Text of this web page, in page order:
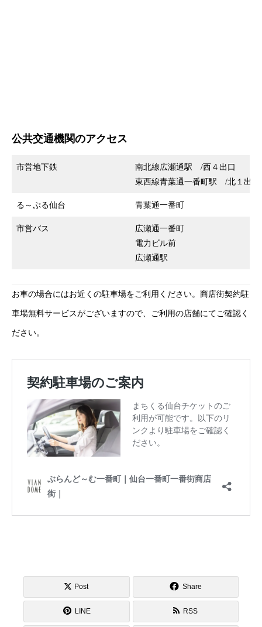
公共交通機関のアクセス
市営地下鉄
南北線広瀬通駅 /西４出口
東西線青葉通一番町駅 /北１出口
る～ぷる仙台 青葉通一番町
市営バス
広瀬通一番町
電力ビル前
広瀬通駅
お車の場合にはお近くの駐車場をご利用ください。商店街契約駐
車場無料サービスがございますので、ご利用の店舗にてご確認く
ださい。
Post Share
LINE RSS